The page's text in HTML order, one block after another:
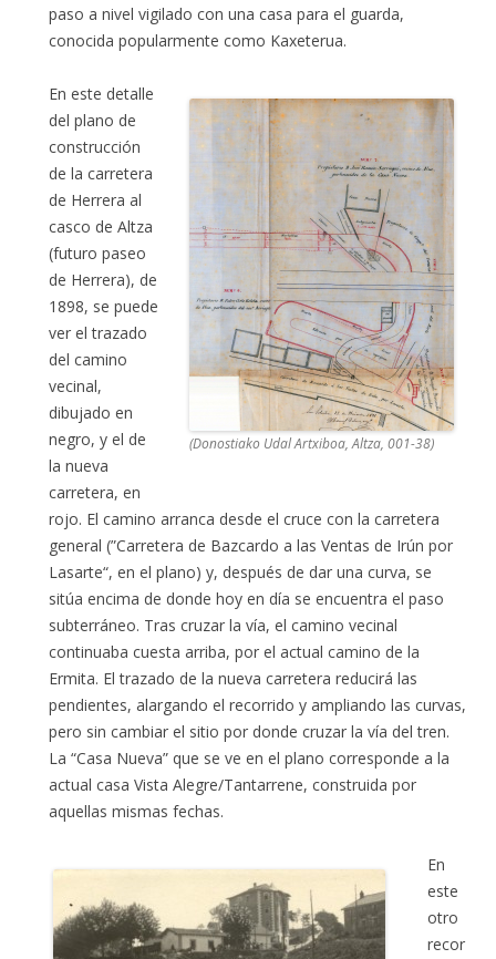
paso a nivel vigilado con una casa para el guarda,
conocida popularmente como Kaxeterua.
(Donostiako Udal Artxiboa, Altza, 001-38)
En este detalle
del plano de
construcción
de la carretera
de Herrera al
casco de Altza
(futuro paseo
de Herrera), de
1898, se puede
ver el trazado
del camino
vecinal,
dibujado en
negro, y el de
la nueva
carretera, en
rojo. El camino arranca desde el cruce con la carretera
general (”Carretera de Bazcardo a las Ventas de Irún por
Lasarte“, en el plano) y, después de dar una curva, se
sitúa encima de donde hoy en día se encuentra el paso
subterráneo. Tras cruzar la vía, el camino vecinal
continuaba cuesta arriba, por el actual camino de la
Ermita. El trazado de la nueva carretera reducirá las
pendientes, alargando el recorrido y ampliando las curvas,
pero sin cambiar el sitio por donde cruzar la vía del tren.
La “Casa Nueva” que se ve en el plano corresponde a la
actual casa Vista Alegre/Tantarrene, construida por
aquellas mismas fechas.
En
este
otro
recor